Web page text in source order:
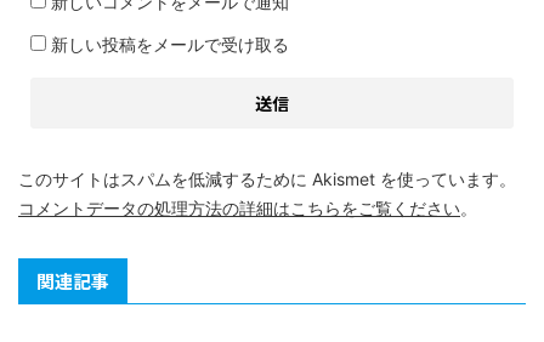
新しい投稿をメールで受け取る
このサイトはスパムを低減するために Akismet を使っています。
コメントデータの処理方法の詳細はこちらをご覧ください。
関連記事